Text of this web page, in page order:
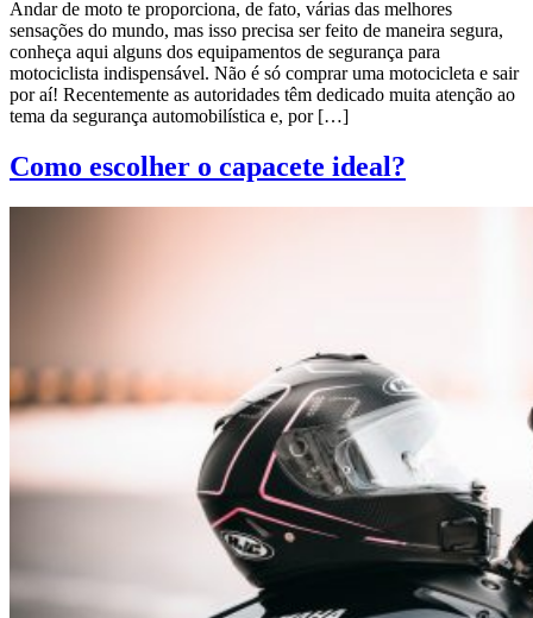
Andar de moto te proporciona, de fato, várias das melhores
sensações do mundo, mas isso precisa ser feito de maneira segura,
conheça aqui alguns dos equipamentos de segurança para
motociclista indispensável. Não é só comprar uma motocicleta e sair
por aí! Recentemente as autoridades têm dedicado muita atenção ao
tema da segurança automobilística e, por […]
Como escolher o capacete ideal?